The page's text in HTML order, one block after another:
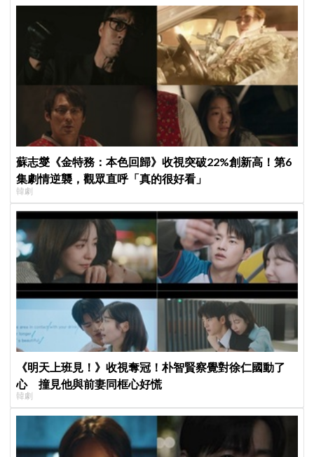
蘇志燮《金特務：本色回歸》收視突破22%創新高！第6
集劇情逆襲，觀眾直呼「真的很好看」
韓劇
《明天上班見！》收視奪冠！朴智賢察覺對徐仁國動了
心 撞見他與前妻同框心好慌
韓劇